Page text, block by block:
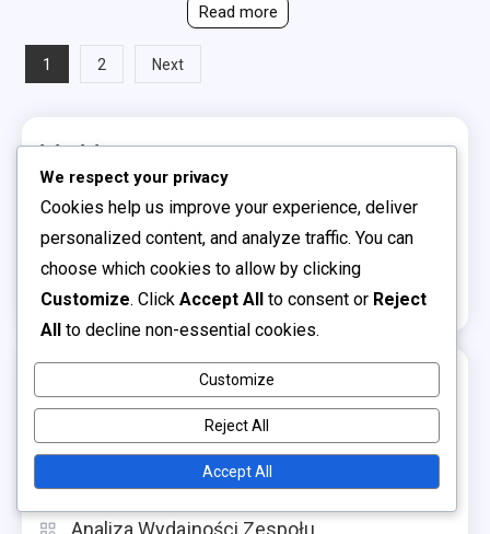
Read more
Posts
1 2 Next
Linki
Kim jesteśmy
Skontaktuj się z nami
Przeglądaj artykuły
Kategorie
Analiza porównań historycznych
Analiza strategii meczowych
We respect your privacy
Cookies help us improve your experience, deliver
personalized content, and analyze traffic. You can
choose which cookies to allow by clicking
Customize. Click Accept All to consent or Reject
All to decline non-essential cookies.
Customize
Reject All
Accept All